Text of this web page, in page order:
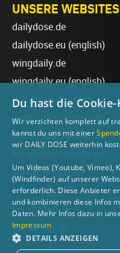
UNSERE WEBSITES
dailydose.de
dailydose.eu (english)
wingdaily.de
wingdaily.eu(english)
dailydose-shop.de
windsurfen-lernen.de
wellenreiten-lernen.de
surfen-lernen.de
foilsurfen.de
sup-basics.de
ski-basics.de
Du hast die
Wir verzichten komplett auf
kannst du uns mit einer
wir DAILY DOSE weiterhin
Um Videos (Youtube, Vimeo),
(Windfinder) auf unserer
erforderlich. Diese Anbieter
und kombinieren diese Infos
Daten. Mehr Infos dazu in
Impressum
DETAILS ANZEIGEN